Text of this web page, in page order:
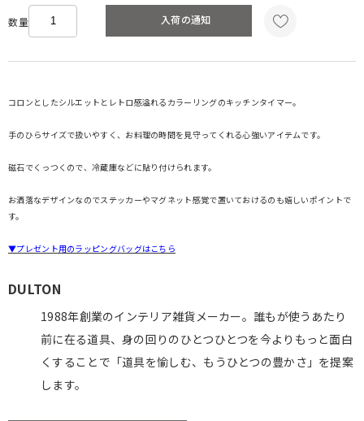
数量 入荷の通知
コロンとしたシルエットとレトロ感溢れるカラーリングのキッチンタイマー。
手のひらサイズで扱いやすく、お料理の時間を見守ってくれる心強いアイテムです。
磁石でくっつくので、冷蔵庫などに貼り付けられます。
お洒落なデザインなのでステッカーやマグネット感覚で置いておけるのも嬉しいポイントで
す。
▼プレゼント用のラッピングバッグはこちら
DULTON
1988年創業のインテリア雑貨メーカー。誰もが使うあたり
前に在る道具、身の回りのひとつひとつを今よりもっと面白
くすることで「道具を愉しむ、もうひとつの豊かさ」を提案
します。